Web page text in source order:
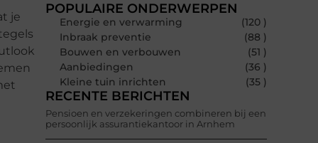
je
POPULAIRE ONDERWERPEN
Energie en verwarming
(120 )
Inbraak preventie
(88 )
Bouwen en verbouwen
(51 )
Aanbiedingen
(36 )
Kleine tuin inrichten
(35 )
RECENTE BERICHTEN
Pensioen en verzekeringen combineren bij een
persoonlijk assurantiekantoor in Arnhem